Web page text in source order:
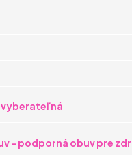
vyberateľná
- podporná obuv pre